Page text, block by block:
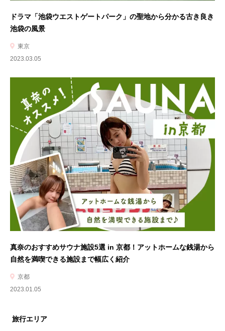
ドラマ「池袋ウエストゲートパーク」の聖地から分かる古き良き
池袋の風景
東京
2023.03.05
真奈のおすすめサウナ施設5選 in 京都！アットホームな銭湯から
自然を満喫できる施設まで幅広く紹介
京都
2023.01.05
旅行エリア